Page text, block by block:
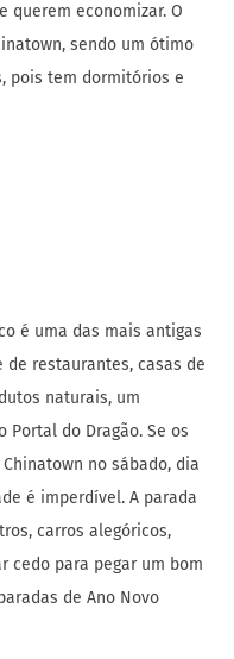
querem economizar. O
sendo um ótimo
pois tem dormitórios e
é uma das mais antigas
de restaurantes, casas de
naturais, um
Portal do Dragão. Se os
no sábado, dia
é imperdível. A parada
carros alegóricos,
cedo para pegar um bom
de Ano Novo